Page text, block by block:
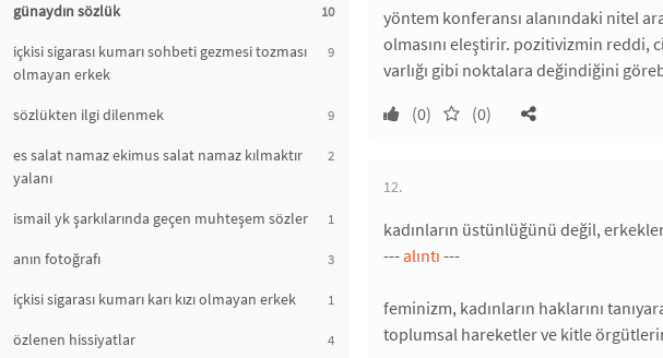
günaydın sözlük 10
içkisi sigarası kumarı sohbeti gezmesi tozması
olmayan erkek
9
sözlükten ilgi dilenmek 9
es salat namaz ekimus salat namaz kılmaktır
yalanı
2
ismail yk şarkılarında geçen muhteşem sözler 1
anın fotoğrafı 3
içkisi sigarası kumarı karı kızı olmayan erkek 1
özlenen hissiyatlar 4
yöntem konferansı alanındaki nitel
olmasını eleştirir. pozitivizmin reddi,
varlığı gibi noktalara değindiğini
(0)
(0)
12.
kadınların üstünlüğünü değil,
---alıntı ---
feminizm, kadınların haklarını
toplumsal hareketler ve kitle